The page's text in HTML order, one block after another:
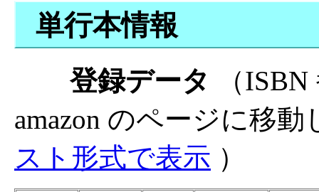
単行本情報
登録データ
（
amazon のページに移
スト形式で表示 ）